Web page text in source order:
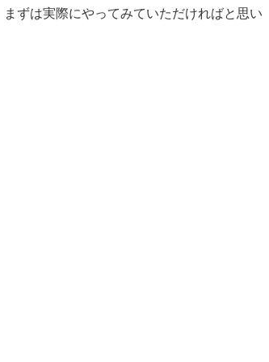
まずは実際にやってみていただければと思い